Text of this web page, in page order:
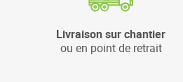
Livraison sur chantier
ou en point de retrait